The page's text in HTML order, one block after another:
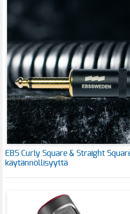
EBS Curly Square & Straight
käytännöllisyyttä